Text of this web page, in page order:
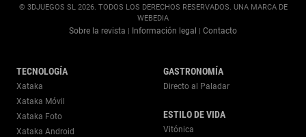
© 3DJUEGOS SL 2026. TODOS LOS DERECHOS RESERVADOS. UNA MARCA DE
WEBEDIA
Sobre la revista | Información legal | Contacto
TECNOLOGÍA
Xataka
Xataka Móvil
Xataka Foto
Xataka Android
GASTRONOMÍA
Directo al Paladar
ESTILO DE VIDA
Vitónica